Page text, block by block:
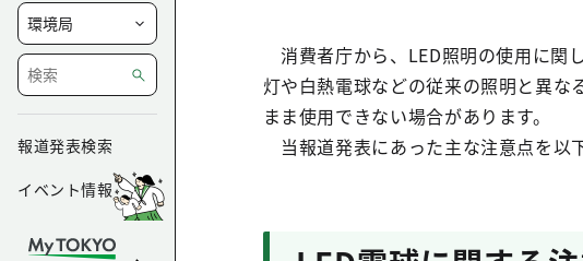
報道発表検索
イベント情報
消費者庁から、LED照明の使用に関
灯や白熱電球などの従来の照明と異な
まま使用できない場合があります。
当報道発表にあった主な注意点を以